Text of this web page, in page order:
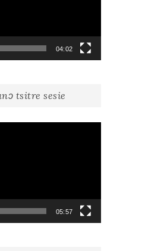
04:02
tsitre sesie
05:57